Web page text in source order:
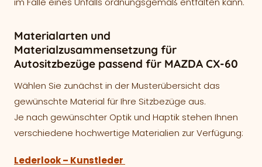
Materialarten und
Materialzusammensetzung für
Autositzbezüge passend für MAZDA CX-60
Wählen Sie zunächst in der Musterübersicht das
gewünschte Material für Ihre Sitzbezüge aus.
Je nach gewünschter Optik und Haptik stehen Ihnen
verschiedene hochwertige Materialien zur Verfügung:
Lederlook – Kunstleder